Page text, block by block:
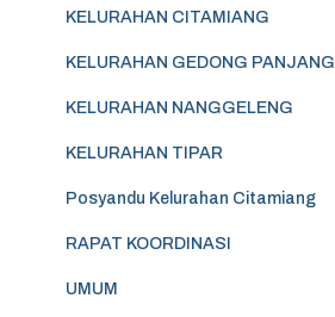
KELURAHAN CITAMIANG
KELURAHAN GEDONG PANJANG
KELURAHAN NANGGELENG
KELURAHAN TIPAR
Posyandu Kelurahan Citamiang
RAPAT KOORDINASI
UMUM